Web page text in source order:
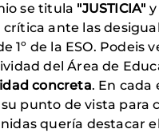
se titula "JUSTICIA"
ante las
1º de la ESO. Podeis
del Área de
concreta. En cada
punto de vista
quería destacar